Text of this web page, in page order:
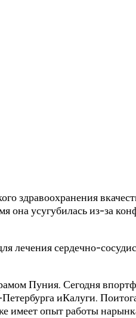
здравоохранения
она усугубилась из-за
лечения сердечно-
Пуния. Сегодня
иКалуги.
имеет опыт работы